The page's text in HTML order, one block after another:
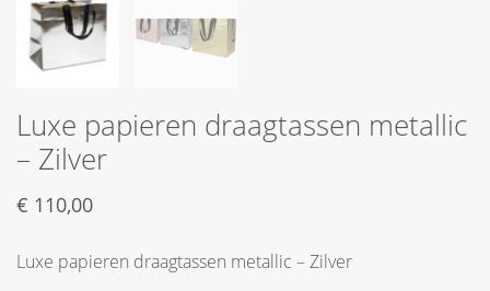
Luxe papieren draagtassen metallic
– Zilver
€ 110,00
Luxe papieren draagtassen metallic – Zilver